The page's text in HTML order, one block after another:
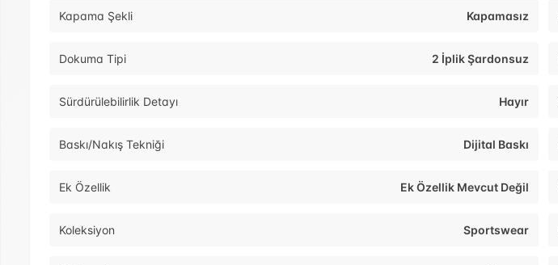
Kapama Şekli Kapamasız
Dokuma Tipi 2 İplik Şardonsuz
Sürdürülebilirlik Detayı Hayır
Baskı/Nakış Tekniği Dijital Baskı
Ek Özellik Ek Özellik Mevcut Değil
Koleksiyon Sportswear